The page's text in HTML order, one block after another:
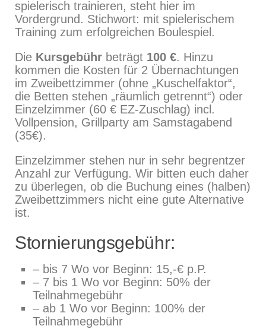
spielerisch trainieren, steht hier im
Vordergrund. Stichwort: mit spielerischem
Training zum erfolgreichen Boulespiel.
Die Kursgebühr beträgt 100 €. Hinzu
kommen die Kosten für 2 Übernachtungen
im Zweibettzimmer (ohne „Kuschelfaktor“,
die Betten stehen „räumlich getrennt“) oder
Einzelzimmer (60 € EZ-Zuschlag) incl.
Vollpension, Grillparty am Samstagabend
(35€).
Einzelzimmer stehen nur in sehr begrentzer
Anzahl zur Verfügung. Wir bitten euch daher
zu überlegen, ob die Buchung eines (halben)
Zweibettzimmers nicht eine gute Alternative
ist.
Stornierungsgebühr:
– bis 7 Wo vor Beginn: 15,-€ p.P.
– 7 bis 1 Wo vor Beginn: 50% der
Teilnahmegebühr
– ab 1 Wo vor Beginn: 100% der
Teilnahmegebühr